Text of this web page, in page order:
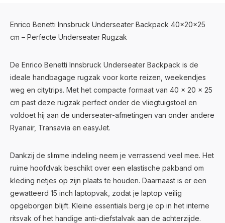
Voor 17:00 besteld, is vandaag verzonden (ma-vr)
Enrico Benetti Innsbruck Underseater Backpack 40x20x25
cm – Perfecte Underseater Rugzak
De Enrico Benetti Innsbruck Underseater Backpack is de
ideale handbagage rugzak voor korte reizen, weekendjes
weg en citytrips. Met het compacte formaat van 40 x 20 x 25
cm past deze rugzak perfect onder de vliegtuigstoel en
voldoet hij aan de underseater-afmetingen van onder andere
Ryanair, Transavia en easyJet.
Dankzij de slimme indeling neem je verrassend veel mee. Het
ruime hoofdvak beschikt over een elastische pakband om
kleding netjes op zijn plaats te houden. Daarnaast is er een
gewatteerd 15 inch laptopvak, zodat je laptop veilig
opgeborgen blijft. Kleine essentials berg je op in het interne
ritsvak of het handige anti-diefstalvak aan de achterzijde.